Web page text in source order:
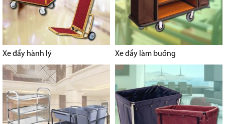
Xe đẩy hành lý Xe đẩy làm buồng